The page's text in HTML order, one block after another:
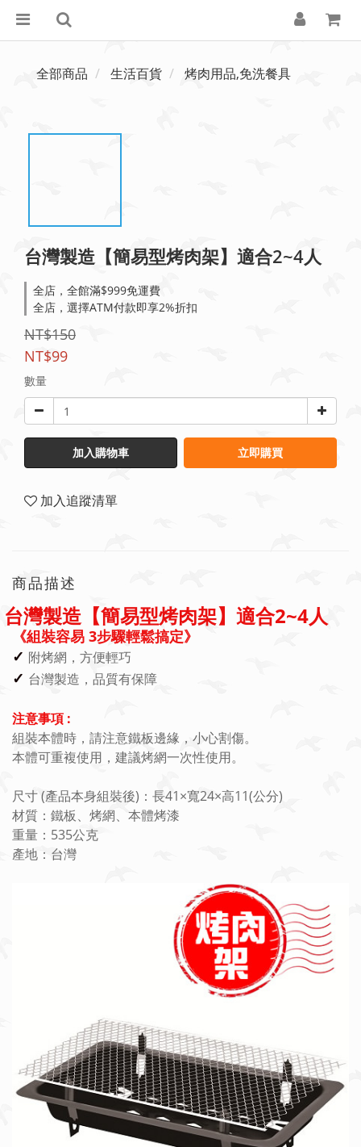
全部商品 生活百貨 烤肉用品,免洗餐具
台灣製造【簡易型烤肉架】適合2~4人
全店，全館滿$999免運費
全店，選擇ATM付款即享2%折扣
NT$150
NT$99
數量
加入購物車 立即購買
加入追蹤清單
商品描述
台灣製造【簡易型烤肉架】適合2~4人
《組裝容易 3步驟輕鬆搞定》
✓ 附烤網，方便輕巧
✓ 台灣製造，品質有保障
注意事項 :
組裝本體時，請注意鐵板邊緣，小心割傷。
本體可重複使用，建議烤網一次性使用。
尺寸 (產品本身組裝後)：長41×寬24×高11(公分)
材質：鐵板、烤網、本體烤漆
重量：535公克
產地：台灣